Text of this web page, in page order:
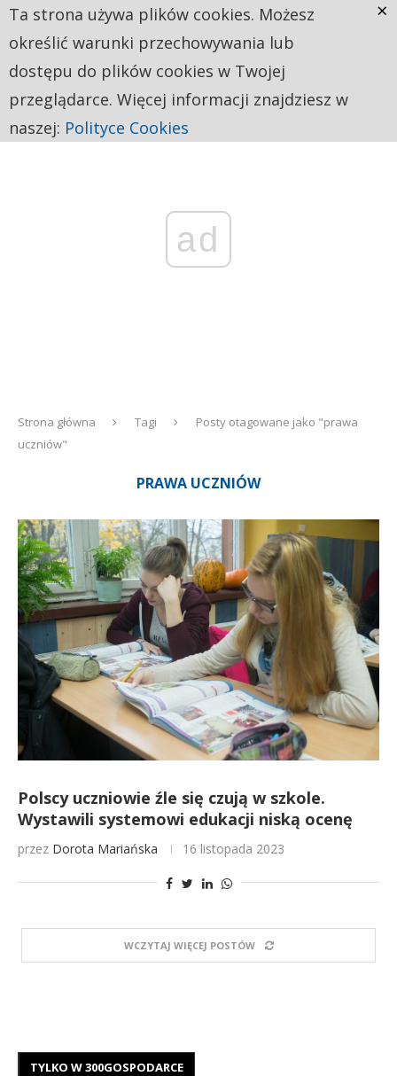
ad
Strona główna Tagi
Posty otagowane jako "prawa
uczniów"
PRAWA UCZNIÓW
Polscy uczniowie źle się czują w szkole.
Wystawili systemowi edukacji niską ocenę
przez Dorota Mariańska 16 listopada 2023
WCZYTAJ WIĘCEJ POSTÓW
TYLKO W 300GOSPODARCE
Ta strona używa plików cookies. Możesz
określić warunki przechowywania lub
dostępu do plików cookies w Twojej
przeglądarce. Więcej informacji znajdziesz w
naszej: Polityce Cookies
×